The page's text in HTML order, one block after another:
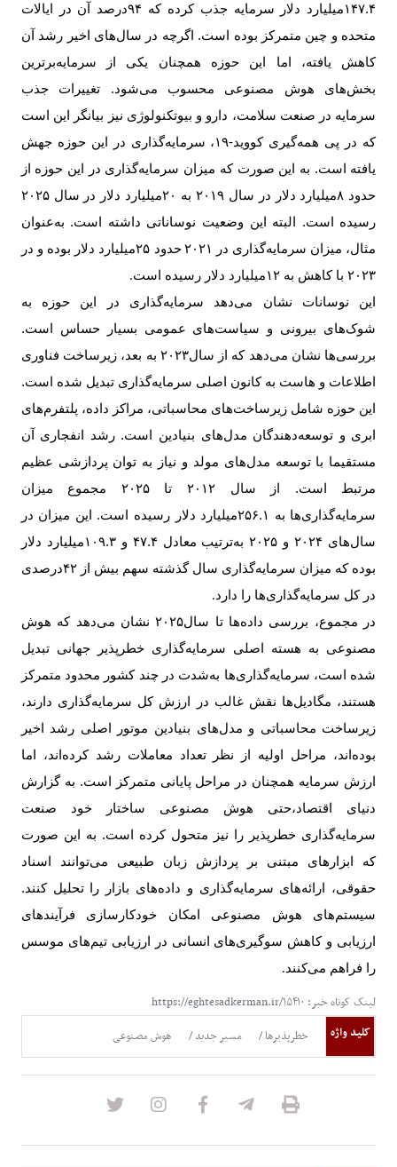
۱۴۷.۴‌میلیارد دلار سرمایه جذب کرده که
۹۴درصد آن در ایالات
متحده و چین متمرکز بوده است. اگرچه در سال‌های اخیر رشد آن
کاهش یافته، اما این حوزه همچنان یکی از سرمایه‌برترین
بخش‌های هوش مصنوعی محسوب می‌شود. تغییرات جذب
سرمایه در صنعت سلامت، دارو و بیوتکنولوژی نیز بیانگر این است
که در پی همه‌گیری کووید-۱۹، سرمایه‌گذاری در این حوزه جهش
یافته است. به این صورت که میزان سرمایه‌گذاری در این حوزه از
حدود ۸‌میلیارد دلار در سال ۲۰۱۹ به ۲۰‌میلیارد دلار در سال ۲۰۲۵
رسیده است. البته این وضعیت نوساناتی داشته است. به‌عنوان
مثال، میزان سرمایه‌گذاری در
۲۰۲۱ حدود ۲۵‌میلیارد دلار بوده و در
۲۰۲۳ با کاهش به
۱۲‌میلیارد دلار رسیده است.
این نوسانات نشان می‌دهد سرمایه‌گذاری در این حوزه به
شوک‌های بیرونی و سیاست‌های عمومی بسیار حساس است.
بررسی‌ها نشان می‌دهد که از سال۲۰۲۳ به بعد، زیرساخت فناوری
اطلاعات و ‌هاست به کانون اصلی سرمایه‌گذاری تبدیل شده است.
این حوزه شامل زیرساخت‌های محاسباتی، مراکز داده، پلتفرم‌های
ابری و توسعه‌دهندگان مدل‌های بنیادین است. رشد انفجاری آن
مستقیما با توسعه مدل‌های مولد و نیاز به توان پردازشی عظیم
مرتبط است. از سال ۲۰۱۲ تا ۲۰۲۵ مجموع میزان
سرمایه‌گذاری‌ها به ۲۵۶.۱‌میلیارد دلار رسیده است. این میزان در
سال‌های ۲۰۲۴ و ۲۰۲۵ به‌ترتیب معادل ۴۷.۴ و ۱۰۹.۳‌میلیارد دلار
بوده که میزان سرمایه‌گذاری سال گذشته سهم بیش از ۴۲درصدی
در کل سرمایه‌گذاری‌ها را دارد.
در مجموع، بررسی داده‌ها تا سال۲۰۲۵ نشان می‌دهد که هوش
مصنوعی به هسته اصلی سرمایه‌گذاری خطرپذیر جهانی تبدیل
شده است، سرمایه‌گذاری‌ها به‌شدت در چند کشور محدود متمرکز
هستند، مگادیل‌ها نقش غالب در ارزش کل سرمایه‌گذاری دارند،
زیرساخت محاسباتی و مدل‌های بنیادین موتور اصلی رشد اخیر
بوده‌اند، مراحل اولیه از نظر تعداد معاملات رشد کرده‌اند، اما
ارزش سرمایه همچنان در مراحل پایانی متمرکز است. به گزارش
دنیای اقتصاد،حتی هوش مصنوعی ساختار خود صنعت
سرمایه‌گذاری خطرپذیر را نیز متحول کرده است. به این صورت
که ابزارهای مبتنی بر پردازش زبان طبیعی می‌توانند اسناد
حقوقی، ارائه‌های سرمایه‌گذاری و داده‌های بازار را تحلیل کنند.
سیستم‌های هوش مصنوعی امکان خودکارسازی فرآیندهای
ارزیابی و کاهش سوگیری‌های انسانی در ارزیابی تیم‌های موسس
را فراهم می‌کنند.
لینک کوتاه خبر: https://eghtesadkerman.ir/۱۵۴۱۰
کلید واژه
خطرپذیرها مسیر جدید هوش مصنوعی